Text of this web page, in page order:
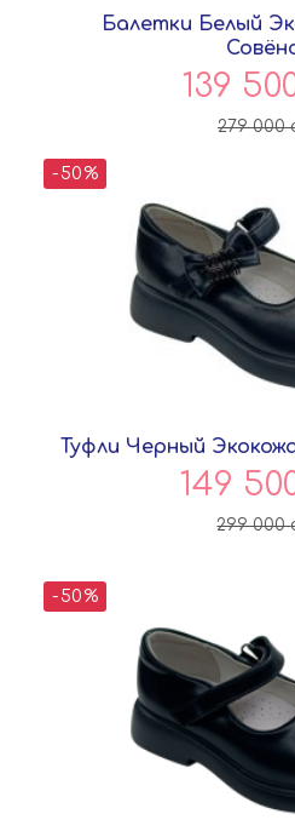
Балетки Белый
139
279 000
-50%
Туфли Черный
149
299 000
-50%